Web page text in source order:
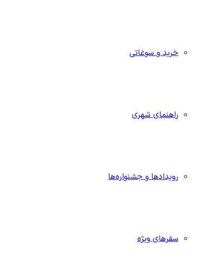
خرید و سوغاتی
راهنمای شهری
رویدادها و جشنواره‌ها
سفرهای ویژه